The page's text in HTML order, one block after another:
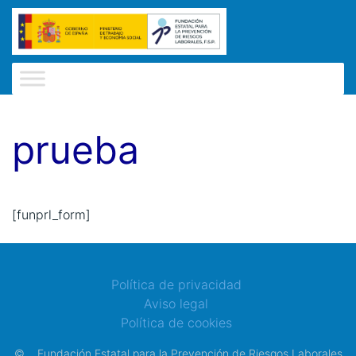
prueba
[funprl_form]
Política de privacidad
Aviso legal
Política de cookies